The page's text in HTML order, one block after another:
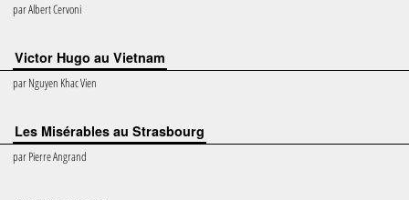
parAlbert Cervoni
Victor Hugo au Vietnam
parNguyen Khac Vien
Les Misérables au Strasbourg
parPierre Angrand